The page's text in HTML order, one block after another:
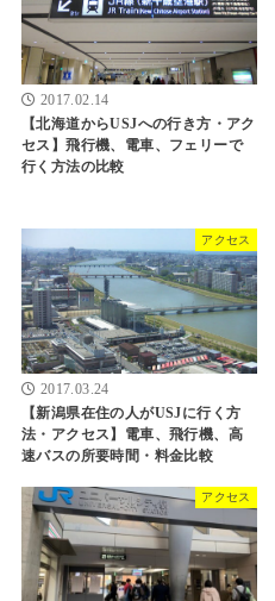
2017.02.14
【北海道からUSJへの行き方・アク
セス】飛行機、電車、フェリーで
行く方法の比較
アクセス
2017.03.24
【新潟県在住の人がUSJに行く方
法・アクセス】電車、飛行機、高
速バスの所要時間・料金比較
アクセス